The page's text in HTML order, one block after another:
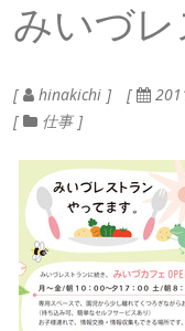
みいづ
hinakichi
仕事